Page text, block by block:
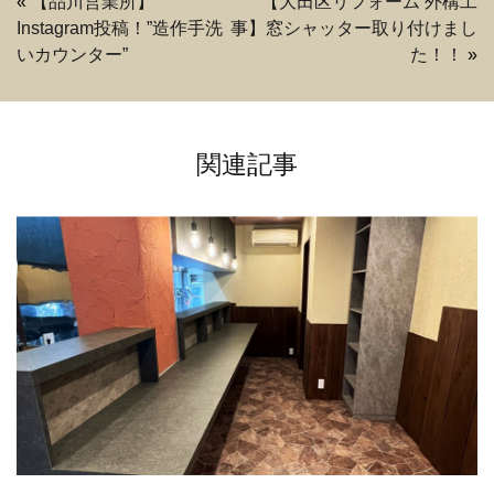
Instagram投稿！”造作手洗
いカウンター”
事】窓シャッター取り付けまし
た！！
»
関連記事